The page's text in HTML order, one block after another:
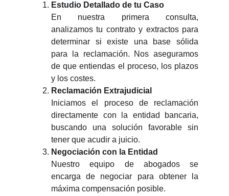
Estudio Detallado de tu Caso
En nuestra primera consulta,
analizamos tu contrato y extractos para
determinar si existe una base sólida
para la reclamación. Nos aseguramos
de que entiendas el proceso, los plazos
y los costes.
Reclamación Extrajudicial
Iniciamos el proceso de reclamación
directamente con la entidad bancaria,
buscando una solución favorable sin
tener que acudir a juicio.
Negociación con la Entidad
Nuestro equipo de abogados se
encarga de negociar para obtener la
máxima compensación posible.